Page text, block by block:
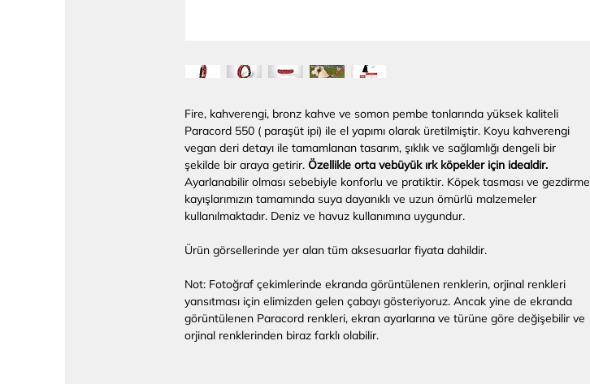
Fire, kahverengi, bronz kahve ve somon pembe tonlarında yüksek kaliteli
Paracord 550 ( paraşüt ipi) ile el yapımı olarak üretilmiştir. Koyu kahverengi
vegan deri detayı ile tamamlanan tasarım, şıklık ve sağlamlığı dengeli bir
şekilde bir araya getirir. Özellikle orta vebüyük ırk köpekler için idealdir.
Ayarlanabilir olması sebebiyle konforlu ve pratiktir. Köpek tasması ve gezdirme
kayışlarımızın tamamında suya dayanıklı ve uzun ömürlü malzemeler
kullanılmaktadır. Deniz ve havuz kullanımına uygundur.
Ürün görsellerinde yer alan tüm aksesuarlar fiyata dahildir.
Not: Fotoğraf çekimlerinde ekranda görüntülenen renklerin, orjinal renkleri
yansıtması için elimizden gelen çabayı gösteriyoruz. Ancak yine de ekranda
görüntülenen Paracord renkleri, ekran ayarlarına ve türüne göre değişebilir ve
orjinal renklerinden biraz farklı olabilir.